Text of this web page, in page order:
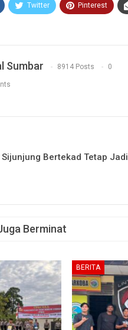
Twitter Pinterest
Sumbar 8914 Posts 0
Bertekad Tetap Jadi
Berminat
BERITA